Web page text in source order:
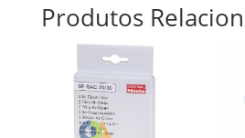
Produtos